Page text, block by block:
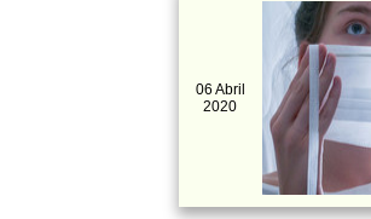
06 Abril
2020